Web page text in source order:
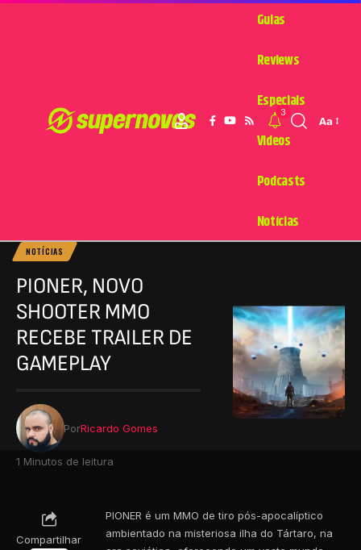
Guias
Reviews
Especiais
Videos
Podcasts
Notícias
3
Aa
NOTÍCIAS
PIONER, NOVO
SHOOTER MMO
RECEBE TRAILER DE
GAMEPLAY
PorRicardo Gomes
1 Minutos de leitura
Compartilhar
PIONER é um MMO de tiro pós-apocalíptico
ambientado na misteriosa ilha do Tártaro, na